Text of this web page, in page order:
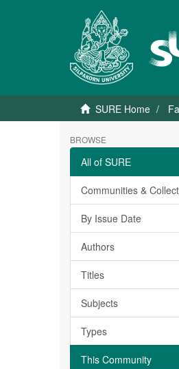
SURE Home
BROWSE
All of SURE
Communities &
By Issue Date
Authors
Titles
Subjects
Types
This Community